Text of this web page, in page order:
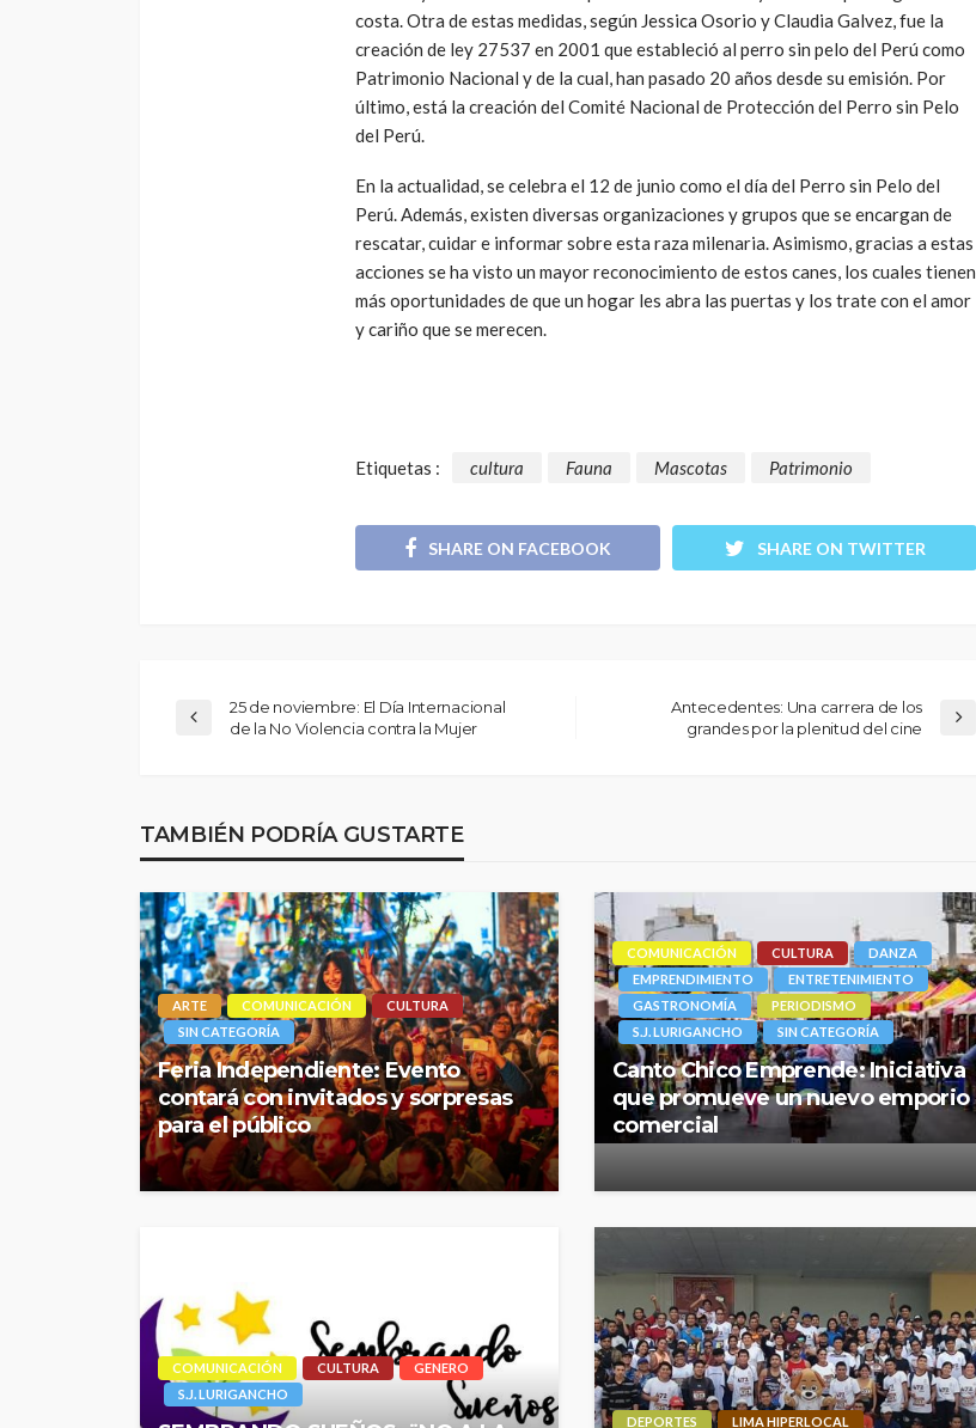
costa. Otra de estas medidas, según Jessica Osorio y Claudia Galvez, fue la
creación de ley 27537 en 2001 que estableció al perro sin pelo del Perú como
Patrimonio Nacional y de la cual, han pasado 20 años desde su emisión. Por
último, está la creación del Comité Nacional de Protección del Perro sin Pelo
del Perú.
En la actualidad, se celebra el 12 de junio como el día del Perro sin Pelo del
Perú. Además, existen diversas organizaciones y grupos que se encargan de
rescatar, cuidar e informar sobre esta raza milenaria. Asimismo, gracias a estas
acciones se ha visto un mayor reconocimiento de estos canes, los cuales tienen
más oportunidades de que un hogar les abra las puertas y los trate con el amor
y cariño que se merecen.
Etiquetas : cultura Fauna Mascotas Patrimonio
SHARE ON FACEBOOK SHARE ON TWITTER
25 de noviembre: El Día Internacional
de la No Violencia contra la Mujer
Antecedentes: Una carrera de los
grandes por la plenitud del cine
TAMBIÉN PODRÍA GUSTARTE
ARTE COMUNICACIÓN
CULTURA
SIN CATEGORÍA
Feria Independiente: Evento
contará con invitados y sorpresas
para el público
COMUNICACIÓN CULTURA
DANZA
EMPRENDIMIENTO
ENTRETENIMIENTO
GASTRONOMÍA
PERIODISMO
S.J. LURIGANCHO
SIN CATEGORÍA
Canto Chico Emprende: Iniciativa
que promueve un nuevo emporio
comercial
COMUNICACIÓN CULTURA
GENERO
S.J. LURIGANCHO
DEPORTES LIMA HIPERLOCAL
CULTURA